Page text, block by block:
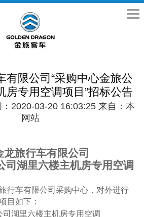
有限公司“采购中心金旅公
房专用空调项目”招标公告
2020-03-20 16:03:25 来自：本
网站
龙旅行车有限公司
司湖里六楼主机房专用空调
行车有限公司采购中心，对外进行
目如下：
司湖里六楼主机房专用空调